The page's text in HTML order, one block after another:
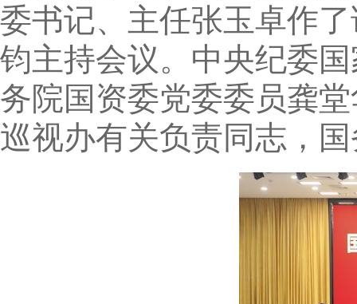
委书记、主任张玉卓作
钧主持会议。中央纪委
务院国资委党委委员龚
巡视办有关负责同志，